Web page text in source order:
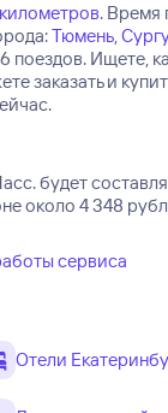
. Время
Тюмень,
поездов. Ищете,
заказать и
будет
около 4 348
сервиса
Отели